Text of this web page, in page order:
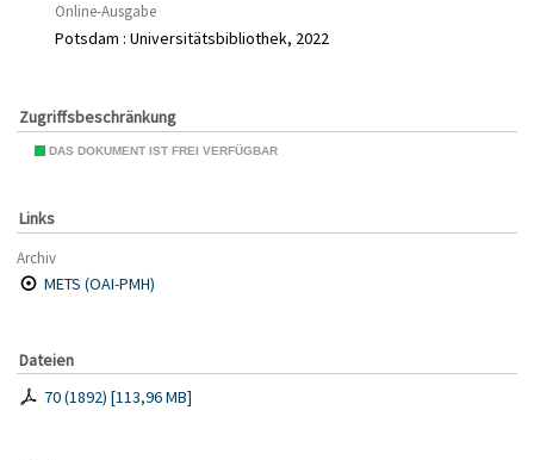
Online-Ausgabe
Potsdam : Universitätsbibliothek, 2022
Zugriffsbeschränkung
DAS DOKUMENT IST FREI VERFÜGBAR
Links
Archiv
METS (OAI-PMH)
Dateien
70 (1892) [113,96 MB]